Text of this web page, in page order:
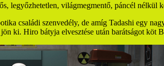
legyőzhetetlen, világmegmentő, páncél nélkül
családi szenvedély, de amíg Tadashi egy
ki. Hiro bátyja elvesztése után barátságot köt